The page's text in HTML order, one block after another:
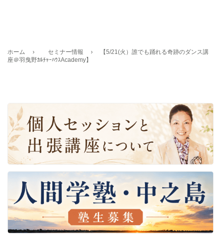
ホーム › セミナー情報 ›
【5/21(火）誰でも踊れる奇跡のダンス講
座＠羽曳野ｶﾙﾁｬｰﾊｳｽAcademy】